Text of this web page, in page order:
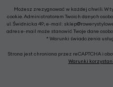
Możesz zrezygnować w każdej chwili. W
cookie. Administratorem Twoich danych
ul. Świdnicka 49; e-mail:
adres e-mail może stanowić Twoje dane
* Warunki świadczenia
Strona jest chroniona przez reCAPTCHA i
Warunki